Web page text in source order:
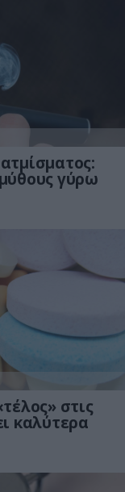
γύρω
στις
καλύτερα